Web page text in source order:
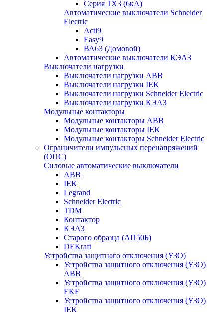
Серия TX3 (6кА)
Автоматические выключатели Schneider
Electric
Acti9
Easy9
ВА63 (Домовой)
Автоматические выключатели КЭАЗ
Выключатели нагрузки
Выключатели нагрузки ABB
Выключатели нагрузки IEK
Выключатели нагрузки Schneider Electric
Выключатели нагрузки КЭАЗ
Модульные контакторы
Модульные контакторы ABB
Модульные контакторы IEK
Модульные контакторы Schneider Electric
Ограничители импульсных перенапряжений
(ОПС)
Силовые автоматические выключатели
ABB
IEK
Legrand
Schneider Electric
TDM
Контактор
КЭАЗ
Старого образца (АП50Б)
DEKraft
Устройства защитного отключения (УЗО)
Устройства защитного отключения (УЗО)
ABB
Устройства защитного отключения (УЗО)
EKF
Устройства защитного отключения (УЗО)
IEK